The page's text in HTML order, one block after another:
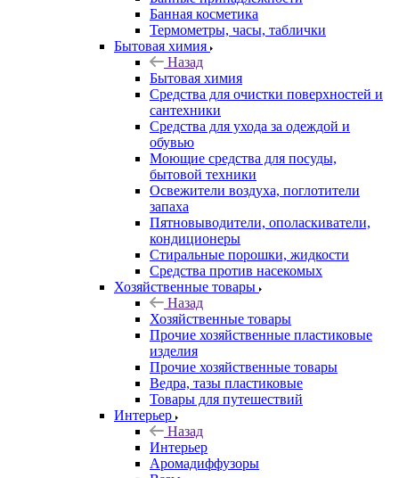
Банная косметика
Термометры, часы, таблички
Бытовая химия
Назад
Бытовая химия
Средства для очистки поверхностей и
сантехники
Средства для ухода за одеждой и
обувью
Моющие средства для посуды,
бытовой техники
Освежители воздуха, поглотители
запаха
Пятновыводители, ополаскиватели,
кондиционеры
Стиральные порошки, жидкости
Средства против насекомых
Хозяйственные товары
Назад
Хозяйственные товары
Прочие хозяйственные пластиковые
изделия
Прочие хозяйственные товары
Ведра, тазы пластиковые
Товары для путешествий
Интерьер
Назад
Интерьер
Аромадиффузоры